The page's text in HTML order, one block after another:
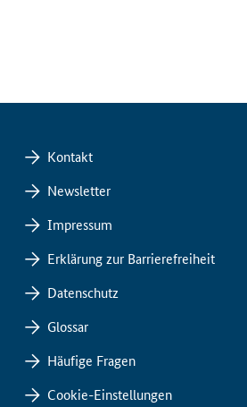
Kontakt
Newsletter
Impressum
Erklärung zur Barrierefreiheit
Datenschutz
Glossar
Häufige Fragen
Cookie-Einstellungen